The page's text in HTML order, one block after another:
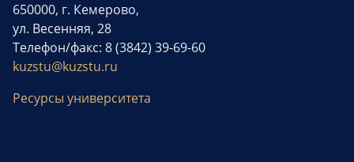
650000, г. Кемерово,
ул. Весенняя, 28
Телефон/факс: 8 (3842) 39-69-60
kuzstu@kuzstu.ru
Ресурсы университета